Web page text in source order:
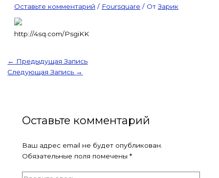
Оставьте комментарий / Foursquare / ОтЗарик
http://4sq.com/PsgiKK
← Предыдущая Запись
Следующая Запись →
Оставьте комментарий
Ваш адрес email не будет опубликован.
Обязательные поля помечены *
Введите